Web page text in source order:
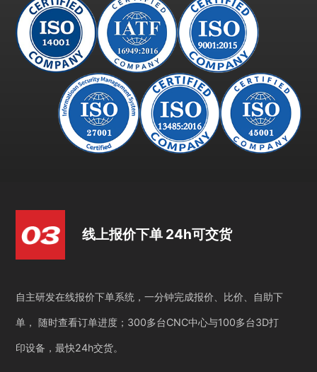
线上报价下单 24h可交货
自主研发在线报价下单系统，一分钟完成报价、比价、自助下
单， 随时查看订单进度；300多台CNC中心与100多台3D打
印设备，最快24h交货。